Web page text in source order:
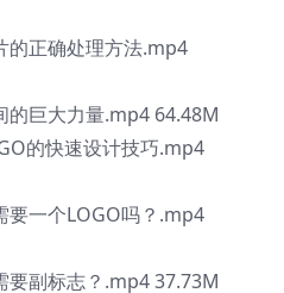
正确处理方法.mp4
巨大力量.mp4 64.48M
的快速设计技巧.mp4
一个LOGO吗？.mp4
副标志？.mp4 37.73M